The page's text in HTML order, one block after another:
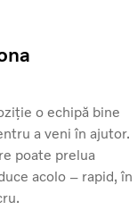
o echipă bine
a veni în ajutor.
poate prelua
acolo – rapid, în